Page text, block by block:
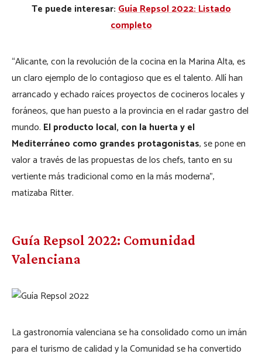
Te puede interesar:Guía Repsol 2022: Listado
completo
“Alicante, con la revolución de la cocina en la Marina Alta, es
un claro ejemplo de lo contagioso que es el talento. Allí han
arrancado y echado raíces proyectos de cocineros locales y
foráneos, que han puesto a la provincia en el radar gastro del
mundo. El producto local, con la huerta y el
Mediterráneo como grandes protagonistas, se pone en
valor a través de las propuestas de los chefs, tanto en su
vertiente más tradicional como en la más moderna”,
matizaba Ritter.
Guía Repsol 2022: Comunidad
Valenciana
La gastronomía valenciana se ha consolidado como un imán
para el turismo de calidad y la Comunidad se ha convertido